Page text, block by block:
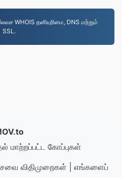
WHOIS தனியுரிமை, DNS மற்றும்
SSL.
மாற்றப்பட்ட கோப்புகள்
விதிமுறைகள்
எங்களைப்